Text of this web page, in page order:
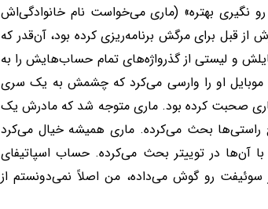
بهتره» (ماری می‌خواست نام خانوادگی‌اش
قبل برای مرگش برنامه‌ریزی کرده بود، آن‌قدر که
و لیستی از گذرواژه‌های تمام حساب‌هایش را به
او را وارسی می‌کرد که چشمش به یک سری
صحبت کرده بود‌. ماری متوجه شد که مادرش یک
راستی‌ها بحث می‌کرده‌. ماری همیشه خیال می‌کرد
در توییتر بحث می‌کرده. حساب اسپاتیفای
سوئیفت رو گوش می‌داده، من اصلاً نمی‌دونستم از